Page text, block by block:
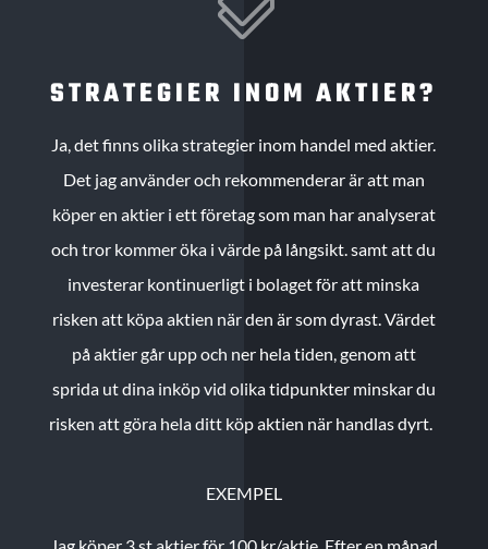
STRATEGIER INOM AKTIER?
Ja, det finns olika strategier inom handel med aktier.
Det jag använder och rekommenderar är att man
köper en aktier i ett företag som man har analyserat
och tror kommer öka i värde på långsikt. samt att du
investerar kontinuerligt i bolaget för att minska
risken att köpa aktien när den är som dyrast. Värdet
på aktier går upp och ner hela tiden, genom att
sprida ut dina inköp vid olika tidpunkter minskar du
risken att göra hela ditt köp aktien när handlas dyrt.
EXEMPEL